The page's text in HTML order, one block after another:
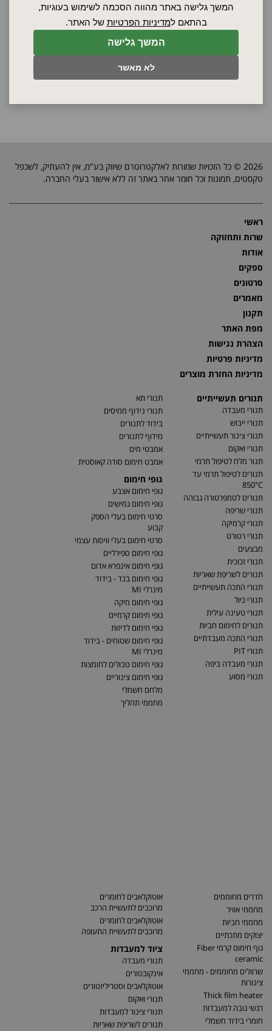
המשך גלישה
לא מאשר
המשך גלישה באתר מהווה הסכמה לשימוש בעוגיות,
בהתאם למדיניות הפרטיות של האתר.
בקש הצעת מחיר
2026 © כל הזכויות שמורות לאלקטרוטרם שיווק בע"מ, אין להעתיק, לשכפל
טקסטים, תמונות וכל חומר אחר באתר זה ללא אישור בעלי החברה.
ראשי
שרות ותחזוקה
אודות
ספקים
סרטונים
מאמרים
תקנון
מפת האתר
הצהרת נגישות
מדיניות פרטיות
מדיניות החזרת מוצרים
תנורים תעשייתיים
תנורי מעבדה
תנורי ייבוש
תנורי צינור תעשייתיים
תנורי ואקום
תנור מלח לטיפול תרמי
תנורים לטיפול תרמי עד
850°C
תנורים לטמפרטורה גבוהה
תנורי שריפה
תנורי קרמיקה
תנורי רטורט
מבצעים
תנורי זכוכית
תנורים לשריפת שאריות
תנורי התכה תעשייתיים
תנורי כיול
תנורי טעינה עילית
תנורים לחימום חביות
תנורי התכה מעבדתיים
תנורי PIT
תנורי מעבדה ביפה
תנורי מסוע
תנורי תא
תנורי נידוף ממיסים
בידוד לתנורים
מידוף לתנורים
אמבטי מים
אמבט חימום סודה קאוסטית
גופי חימום
גופי חימום אצבע
גופי חימום גמישים
סרטי חימום בעלי הספק
קבוע
סרטי חימום בעלי וויסות עצמי
גופי חימום ספירליים
גופי חימום אינפרא אדום
גופי חימום בנד - בידוד
מינרלי MI
גופי חימום מיקה
גופי חימום קרמיים
גופי חימום לדיזות
גופי חימום שטוחים - בידוד
מינרלי MI
גופי חימום טבולים לחומצות
גופי חימום צינוריים
מלחם חשמלי
מחממי תהליך
חדרים מחוממים
מחממי אוויר
מחממי חביות
יצוקים מתכתיים
גוף חימום קרמי Fiber
ceramic
שרוולים מחוממים - מחממי
צינורות
Thick film heater
רגשי גובה למעבדות
חומרי בידוד חשמלי
אוטוקלאבים לחומרים
מרוכבים לתעשיית הרכב
אוטוקלאבים לחומרים
מרוכבים לתעשיית התעופה
ציוד למעבדות
תנורי מעבדה
אינקובטורים
אוטוקלאבים וסטריליזטורים
תנורי ואקום
תנורי צינור למעבדות
תנורים לשריפת שאריות